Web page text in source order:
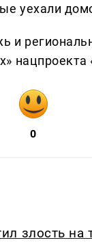
уехали
и
0
злость на